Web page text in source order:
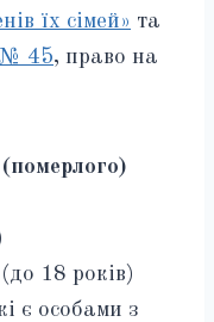
їх сімей» та
№ 45, право на
(померлого)
18 років)
є особами з